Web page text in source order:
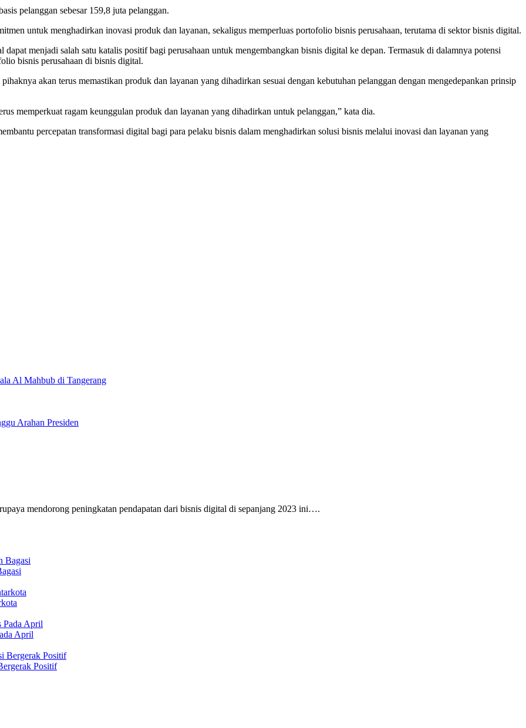
pelanggan sebesar 159,8 juta pelanggan.
untuk menghadirkan inovasi produk dan layanan, sekaligus memperluas portofolio bisnis perusahaan, terutama di sektor bisnis digital.
menjadi salah satu katalis positif bagi perusahaan untuk mengembangkan bisnis digital ke depan. Termasuk di dalamnya potensi
bisnis perusahaan di bisnis digital.
akan terus memastikan produk dan layanan yang dihadirkan sesuai dengan kebutuhan pelanggan dengan mengedepankan prinsip
memperkuat ragam keunggulan produk dan layanan yang dihadirkan untuk pelanggan,” kata dia.
percepatan transformasi digital bagi para pelaku bisnis dalam menghadirkan solusi bisnis melalui inovasi dan layanan yang
Al Mahbub di Tangerang
Arahan Presiden
mendorong peningkatan pendapatan dari bisnis digital di sepanjang 2023 ini….
April
Positif